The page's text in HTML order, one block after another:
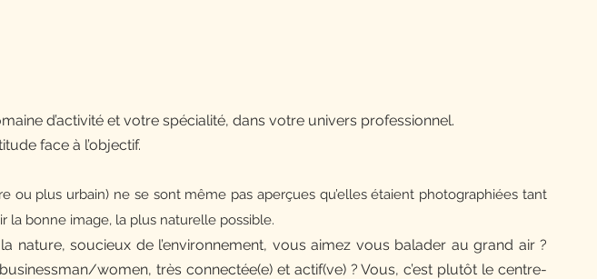
d’activité et votre spécialité, dans votre univers professionnel.
face à l’objectif.
ou plus urbain) ne se sont même pas aperçues qu’elles étaient photographiées tant
la bonne image, la plus naturelle possible.
nature, soucieux de l’environnement, vous aimez vous balader au grand air ?
women, très connectée(e) et actif(ve) ? Vous, c’est plutôt le centre-